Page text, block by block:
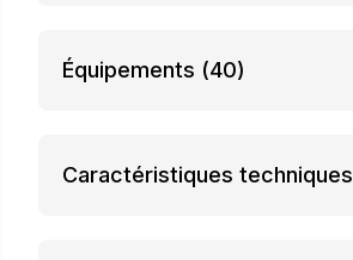
Équipements (40)
Caractéristiques techniques